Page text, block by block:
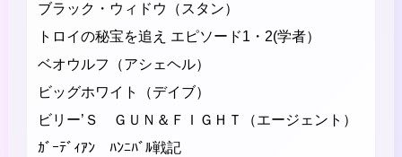
ブラック・ウィドウ（スタン）
トロイの秘宝を追え エピソード1・2(学者）
ベオウルフ（アシェヘル）
ビッグホワイト（デイブ）
ビリー’Ｓ ＧＵＮ＆ＦＩＧＨＴ（エージェント）
ｶﾞｰﾃﾞｨｱﾝ ﾊﾝﾆﾊﾞﾙ戦記